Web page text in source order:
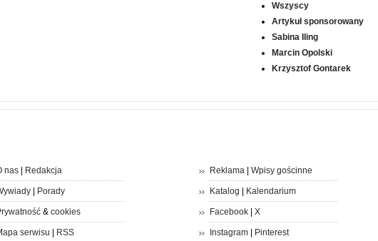
Wszyscy
Artykuł sponsorowany
Sabina Iling
Marcin Opolski
Krzysztof Gontarek
nas| Redakcja
| Porady
& cookies
serwisu RSS
Reklama| Wpisy gościnne
Katalog Kalendarium
Facebook| X
Instagram| Pinterest